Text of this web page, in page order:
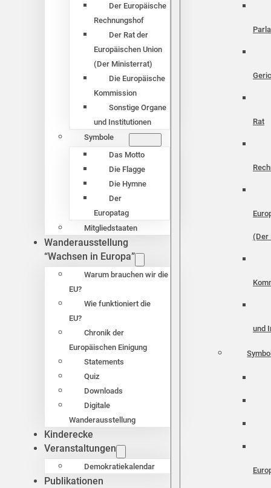
Der Europäische
Rechnungshof
Der Rat der
Europäischen Union
(Der Ministerrat)
Die Europäische
Kommission
Sonstige Organe
und Institutionen
Symbole
Das Motto
Die Flagge
Die Hymne
Der
Europatag
Mitgliedstaaten
Wanderausstellung
“Wachsen in Europa”
Warum brauchen wir die
EU?
Wie funktioniert die
EU?
Chronik der
Europäischen Einigung
Statements
Quiz
Downloads
Digitale
Wanderausstellung
Kinderecke
Veranstaltungen
Demokratiekalendar
Publikationen
Rat
(Der
und